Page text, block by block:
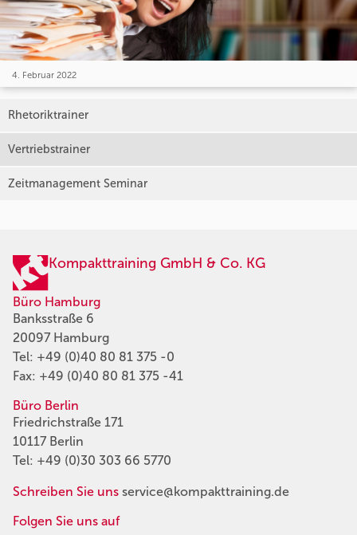
4. Februar 2022
Rhetoriktrainer
Vertriebstrainer
Zeitmanagement Seminar
Kompakttraining GmbH & Co. KG
Büro Hamburg
Banksstraße 6
20097 Hamburg
Tel: +49 (0)40 80 81 375 -0
Fax: +49 (0)40 80 81 375 -41
Büro Berlin
Friedrichstraße 171
10117 Berlin
Tel: +49 (0)30 303 66 5770
Schreiben Sie uns service@kompakttraining.de
Folgen Sie uns auf